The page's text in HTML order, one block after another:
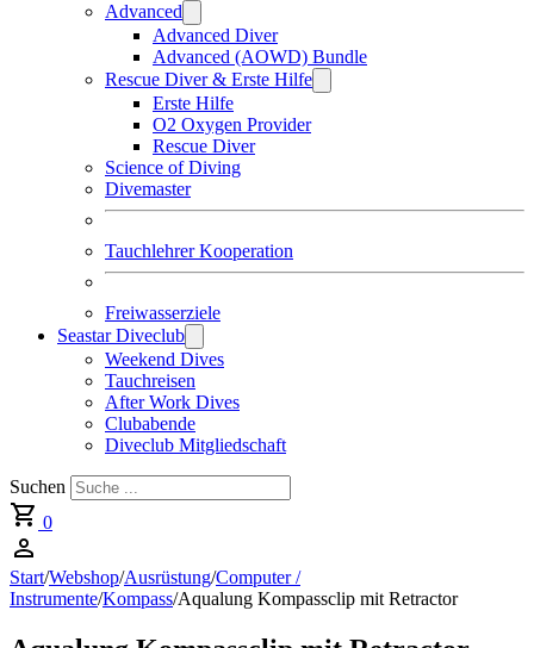
Advanced
Advanced Diver
Advanced (AOWD) Bundle
Rescue Diver & Erste Hilfe
Erste Hilfe
O2 Oxygen Provider
Rescue Diver
Science of Diving
Divemaster
Tauchlehrer Kooperation
Freiwasserziele
Seastar Diveclub
Weekend Dives
Tauchreisen
After Work Dives
Clubabende
Diveclub Mitgliedschaft
Suchen
0
Start/Webshop/Ausrüstung/Computer /
Instrumente/Kompass/Aqualung Kompassclip mit Retractor